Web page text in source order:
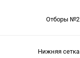
Отборы №2
Нижняя сетка